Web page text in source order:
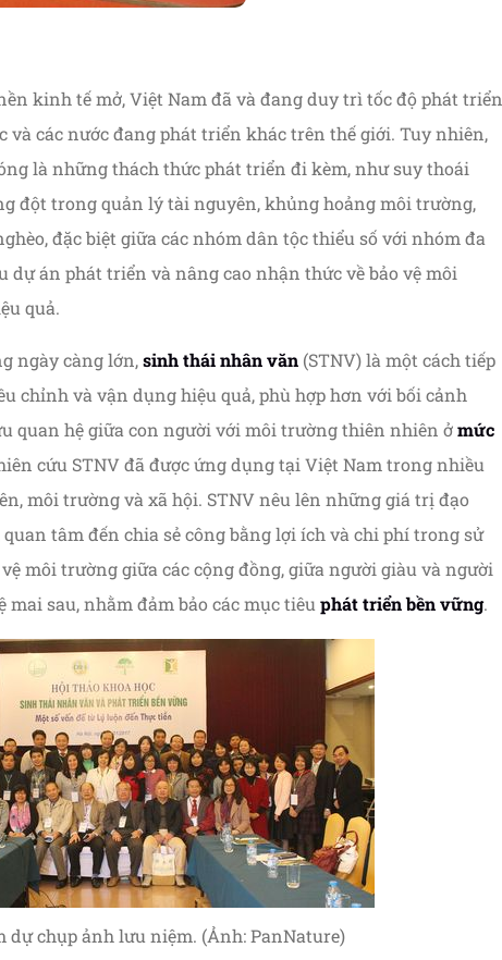
kinh tế mở, Việt Nam đã và đang duy trì tốc độ phát triển
và các nước đang phát triển khác trên thế giới. Tuy nhiên,
là những thách thức phát triển đi kèm, như suy thoái
đột trong quản lý tài nguyên, khủng hoảng môi trường,
đặc biệt giữa các nhóm dân tộc thiểu số với nhóm đa
dự án phát triển và nâng cao nhận thức về bảo vệ môi
quả.
ngày càng lớn,sinh thái nhân văn (STNV) là một cách tiếp
chỉnh và vận dụng hiệu quả, phù hợp hơn với bối cảnh
quan hệ giữa con người với môi trường thiên nhiên ởmức
cứu STNV đã được ứng dụng tại Việt Nam trong nhiều
môi trường và xã hội. STNV nêu lên những giá trị đạo
tâm đến chia sẻ công bằng lợi ích và chi phí trong sử
môi trường giữa các cộng đồng, giữa người giàu và người
mai sau, nhằm đảm bảo các mục tiêu phát triển bền vững.
dự chụp ảnh lưu niệm. (Ảnh: PanNature)